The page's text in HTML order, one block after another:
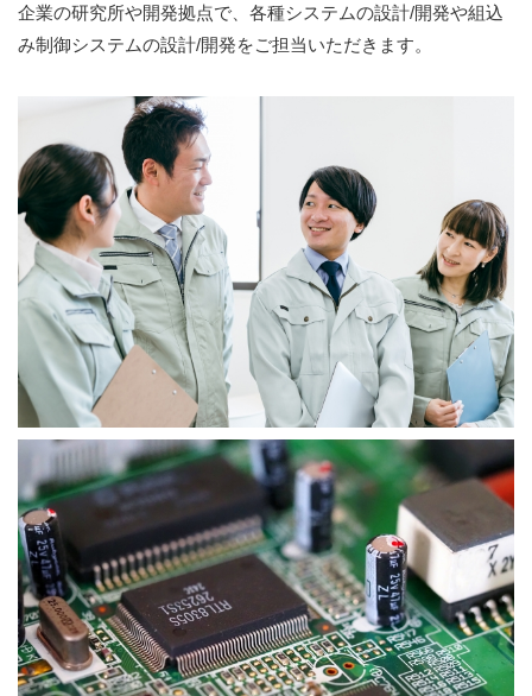
企業の研究所や開発拠点で、各種システムの設計/開発や組込
み制御システムの設計/開発をご担当いただきます。